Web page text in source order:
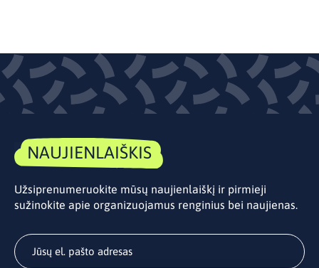
NAUJIENLAIŠKIS
Užsiprenumeruokite mūsų naujienlaiškį ir pirmieji
sužinokite apie organizuojamus renginius bei naujienas.